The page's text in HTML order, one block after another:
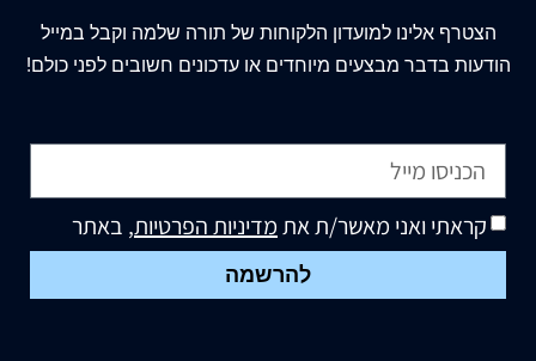
הצטרף אלינו למועדון הלקוחות של תורה שלמה וקבל במייל
הודעות בדבר מבצעים מיוחדים או עדכונים חשובים לפני כולם!
קראתי ואני מאשר/ת אתמדיניות הפרטיות, באתר
להרשמה